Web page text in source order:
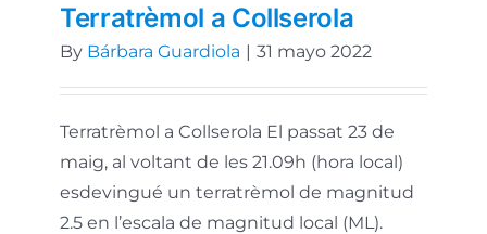
Terratrèmol a Collserola
By Bárbara Guardiola | 31 mayo 2022
Terratrèmol a Collserola El passat 23 de
maig, al voltant de les 21.09h (hora local)
esdevingué un terratrèmol de magnitud
2.5 en l’escala de magnitud local (ML).